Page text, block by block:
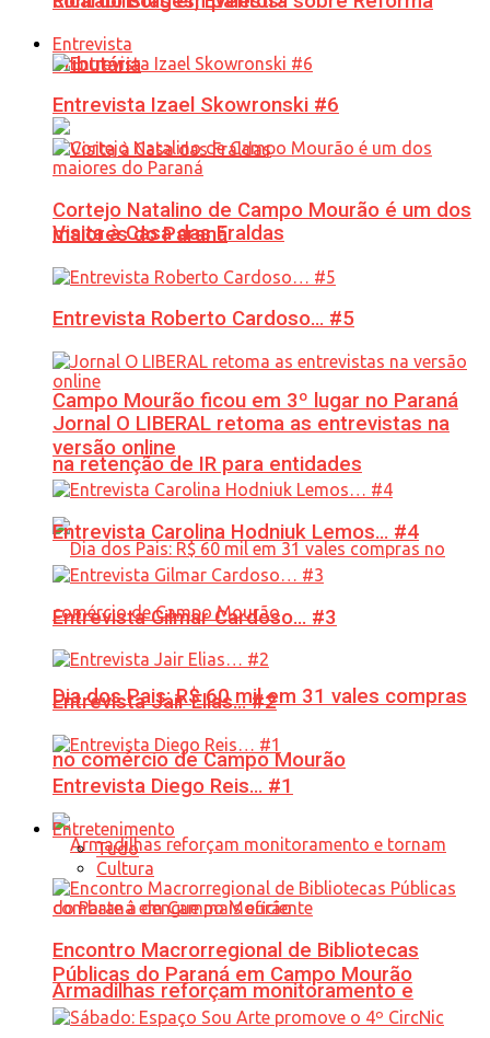
Tributária
Visita à Casa das Fraldas
Campo Mourão ficou em 3º lugar no Paraná
na retenção de IR para entidades
Dia dos Pais: R$ 60 mil em 31 vales compras
no comércio de Campo Mourão
Armadilhas reforçam monitoramento e
Entrevista
Entrevista Izael Skowronski #6
Cortejo Natalino de Campo Mourão é um dos
maiores do Paraná
Entrevista Roberto Cardoso… #5
Jornal O LIBERAL retoma as entrevistas na
versão online
Entrevista Carolina Hodniuk Lemos… #4
Entrevista Gilmar Cardoso… #3
Entrevista Jair Elias… #2
Entrevista Diego Reis… #1
Entretenimento
Tudo
Cultura
Encontro Macrorregional de Bibliotecas
Públicas do Paraná em Campo Mourão